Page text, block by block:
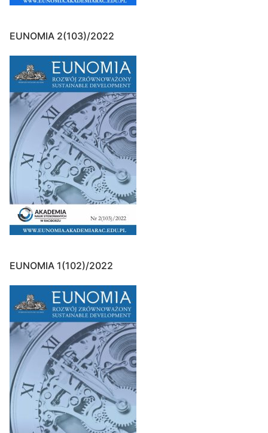
EUNOMIA 2(103)/2022
EUNOMIA 1(102)/2022